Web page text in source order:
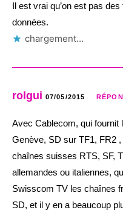
Il est vrai qu’on est pas
données.
chargement…
rolgui 07/05/2015
Avec Cablecom, qui fournit
Genève, SD sur TF1, FR2
chaînes suisses RTS, SF,
allemandes ou italiennes,
Swisscom TV les chaînes
SD, et il y en a beaucoup